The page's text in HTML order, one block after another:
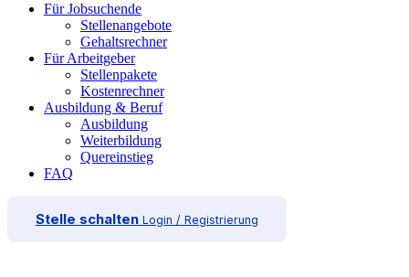
Für Jobsuchende
Stellenangebote
Gehaltsrechner
Für Arbeitgeber
Stellenpakete
Kostenrechner
Ausbildung & Beruf
Ausbildung
Weiterbildung
Quereinstieg
FAQ
Stelle schalten Login / Registrierung